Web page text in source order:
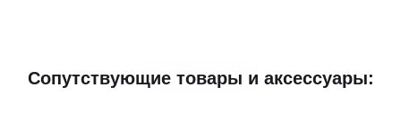
Сопутствующие товары и аксессуары: